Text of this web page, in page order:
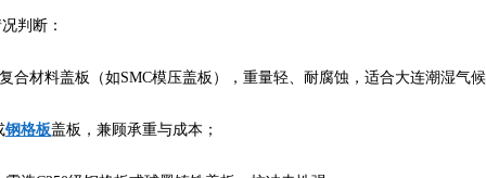
判断：
合材料盖板（如SMC模压盖板），重量轻、耐腐蚀，适合大连潮湿气
钢格板盖板，兼顾承重与成本；